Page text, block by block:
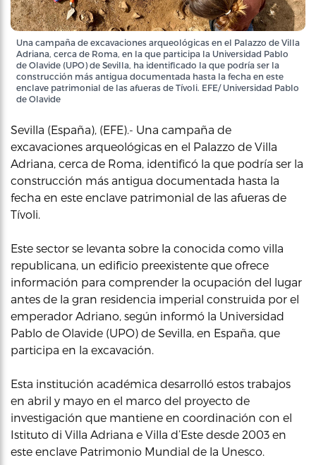
Una campaña de excavaciones arqueológicas en el Palazzo de Villa
Adriana, cerca de Roma, en la que participa la Universidad Pablo
de Olavide (UPO) de Sevilla, ha identificado la que podría ser la
construcción más antigua documentada hasta la fecha en este
enclave patrimonial de las afueras de Tívoli. EFE/ Universidad Pablo
de Olavide
Sevilla (España), (EFE).- Una campaña de
excavaciones arqueológicas en el Palazzo de Villa
Adriana, cerca de Roma, identificó la que podría ser la
construcción más antigua documentada hasta la
fecha en este enclave patrimonial de las afueras de
Tívoli.
Este sector se levanta sobre la conocida como villa
republicana, un edificio preexistente que ofrece
información para comprender la ocupación del lugar
antes de la gran residencia imperial construida por el
emperador Adriano, según informó la Universidad
Pablo de Olavide (UPO) de Sevilla, en España, que
participa en la excavación.
Esta institución académica desarrolló estos trabajos
en abril y mayo en el marco del proyecto de
investigación que mantiene en coordinación con el
Istituto di Villa Adriana e Villa d’Este desde 2003 en
este enclave Patrimonio Mundial de la Unesco.